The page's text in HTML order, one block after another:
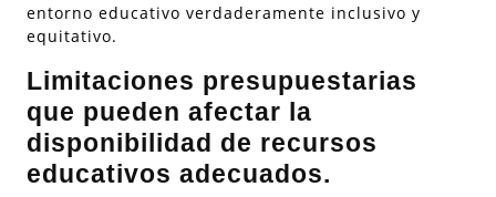
entorno educativo verdaderamente inclusivo y
equitativo.
Limitaciones presupuestarias
que pueden afectar la
disponibilidad de recursos
educativos adecuados.